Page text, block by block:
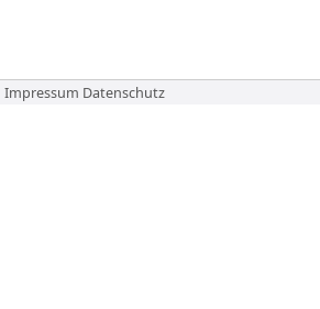
Impressum Datenschutz